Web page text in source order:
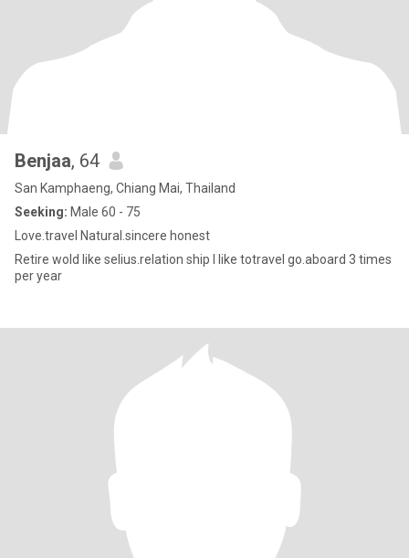
Benjaa, 64
San Kamphaeng, Chiang Mai, Thailand
Seeking: Male 60 - 75
Love.​travel Natural.sincere honest
Retire wold like​ selius.relation ship I​ ​like​ ​to​travel​ go.​aboard 3​ time​s​
per year